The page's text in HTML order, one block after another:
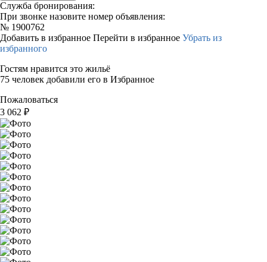
Служба бронирования:
При звонке назовите номер объявления:
№ 1900762
Добавить в избранное Перейти в избранное Убрать из
избранного
Гостям нравится это жильё
75 человек добавили его в Избранное
Пожаловаться
3 062 ₽